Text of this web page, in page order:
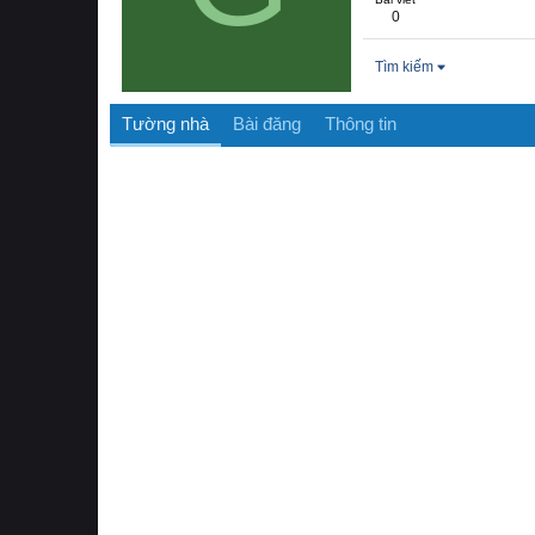
0
Tìm kiếm
Tường nhà Bài đăng Thông tin